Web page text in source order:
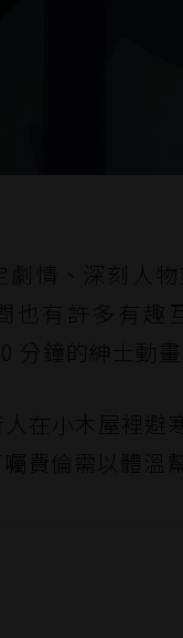
劇情、深刻人
也有許多有趣
分鐘的紳士動
在小木屋裡避
費倫需以體溫